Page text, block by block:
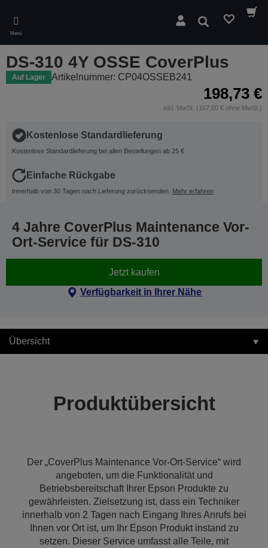
main
content
Menü
Suchen
DS-310 4Y OSSE CoverPlus
Auf Lager Artikelnummer: CP04OSSEB241
198,73 €
inkl. MwSt. (167,00 € ohne MwSt.)
Kostenlose Standardlieferung
Kostenlose Standardlieferung bei allen Bestellungen ab 25 €
Einfache Rückgabe
Innerhalb von 30 Tagen nach Lieferung zurücksenden. Mehr erfahren
4 Jahre CoverPlus Maintenance Vor-
Ort-Service für DS-310
Jetzt kaufen
Verfügbarkeit in Ihrer Nähe
Übersicht
Produktübersicht
Der „CoverPlus Maintenance Vor-Ort-Service“ wird
angeboten, um die Funktionalität und
Betriebsbereitschaft Ihrer Epson Produkte zu
gewährleisten. Zielsetzung ist, dass ein Techniker
innerhalb von 2 Tagen nach Eingang Ihres Anrufs bei
Ihnen vor Ort ist, um Ihr Epson Produkt instand zu
setzen. Dieser Service umfasst alle Teile, mit